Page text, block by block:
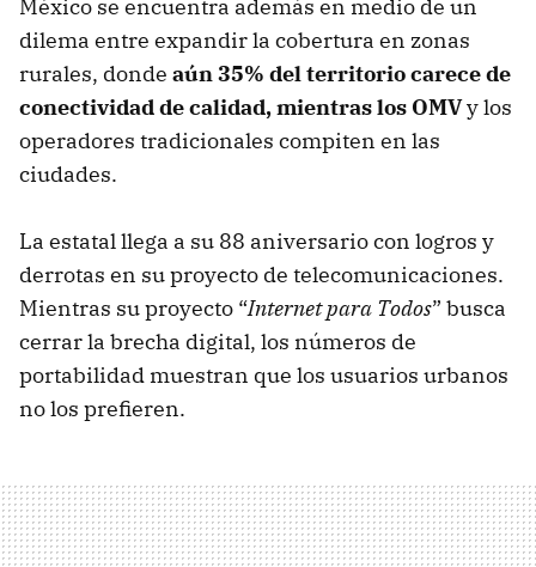
México se encuentra además en medio de un
dilema entre expandir la cobertura en zonas
rurales, donde aún 35% del territorio carece de
conectividad de calidad, mientras los OMVy los
operadores tradicionales compiten en las
ciudades.
La estatal llega a su 88 aniversario con logros y
derrotas en su proyecto de telecomunicaciones.
Mientras su proyecto “Internet para Todos” busca
cerrar la brecha digital, los números de
portabilidad muestran que los usuarios urbanos
no los prefieren.